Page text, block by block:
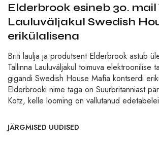
Elderbrook esineb 30.
Lauluväljakul Swedish
erikülalisena
Briti laulja ja produtsent Elderbrook astub
Tallinna Lauluväljakul toimuva elektroonilise
gigandi Swedish House Mafia kontserdi
Elderbrooki nime taga on Suurbritanniast
Kotz, kelle looming on vallutanud
JÄRGMISED UUDISED